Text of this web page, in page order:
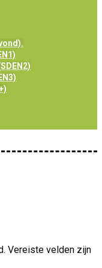
Vereiste velden zijn